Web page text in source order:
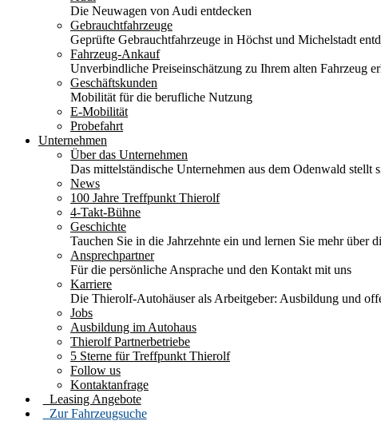
Die Neuwagen von Audi entdecken
Gebrauchtfahrzeuge
Geprüfte Gebrauchtfahrzeuge in Höchst und Michelstadt
Fahrzeug-Ankauf
Unverbindliche Preiseinschätzung zu Ihrem alten Fahrzeug
Geschäftskunden
Mobilität für die berufliche Nutzung
E-Mobilität
Probefahrt
Unternehmen
Über das Unternehmen
Das mittelständische Unternehmen aus dem Odenwald stellt
News
100 Jahre Treffpunkt Thierolf
4-Takt-Bühne
Geschichte
Tauchen Sie in die Jahrzehnte ein und lernen Sie mehr über
Ansprechpartner
Für die persönliche Ansprache und den Kontakt mit uns
Karriere
Die Thierolf-Autohäuser als Arbeitgeber: Ausbildung und
Jobs
Ausbildung im Autohaus
Thierolf Partnerbetriebe
5 Sterne für Treffpunkt Thierolf
Follow us
Kontaktanfrage
Leasing Angebote
Zur Fahrzeugsuche